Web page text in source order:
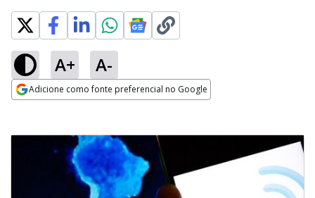
A+ A-
Adicione como fonte preferencial no Google